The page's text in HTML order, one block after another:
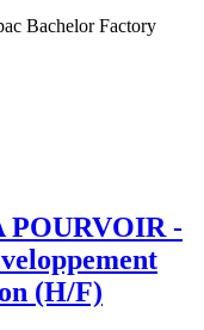
Bachelor Factory
POURVOIR -
(H/F)